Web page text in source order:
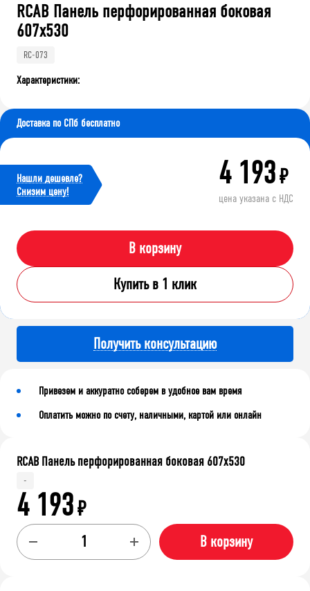
RCAB Панель перфорированная боковая
607x530
RC-073
Характеристики:
Доставка по СПб бесплатно
Нашли дешевле?
Cнизим цену!
4 193₽
цена указана с НДС
В корзину
Купить в 1 клик
Получить консультацию
Привезем и аккуратно соберем в удобное вам время
Оплатить можно по счету, наличными, картой или онлайн
RCAB Панель перфорированная боковая 607x530
-
4 193₽
В корзину